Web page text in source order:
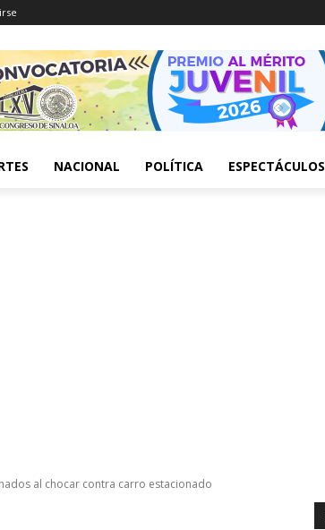
NACIONAL POLÍTICA ESPECTÁCULOS
al chocar contra carro estacionado